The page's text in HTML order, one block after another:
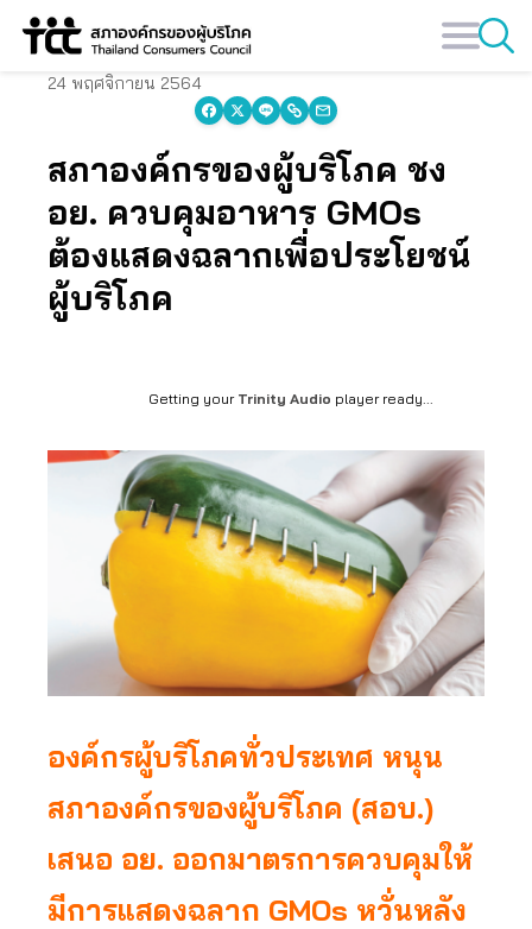
Skip
24 พฤศจิกายน 2564
สภาองค์กรของผู้บริโภค ชง
อย. ควบคุมอาหาร GMOs
ต้องแสดงฉลากเพื่อประโยชน์
ผู้บริโภค
Getting your Trinity Audio player ready...
องค์กรผู้บริโภคทั่วประเทศ หนุน
สภาองค์กรของผู้บริโภค (สอบ.)
เสนอ อย. ออกมาตรการควบคุมให้
มีการแสดงฉลาก GMOs หวั่นหลัง